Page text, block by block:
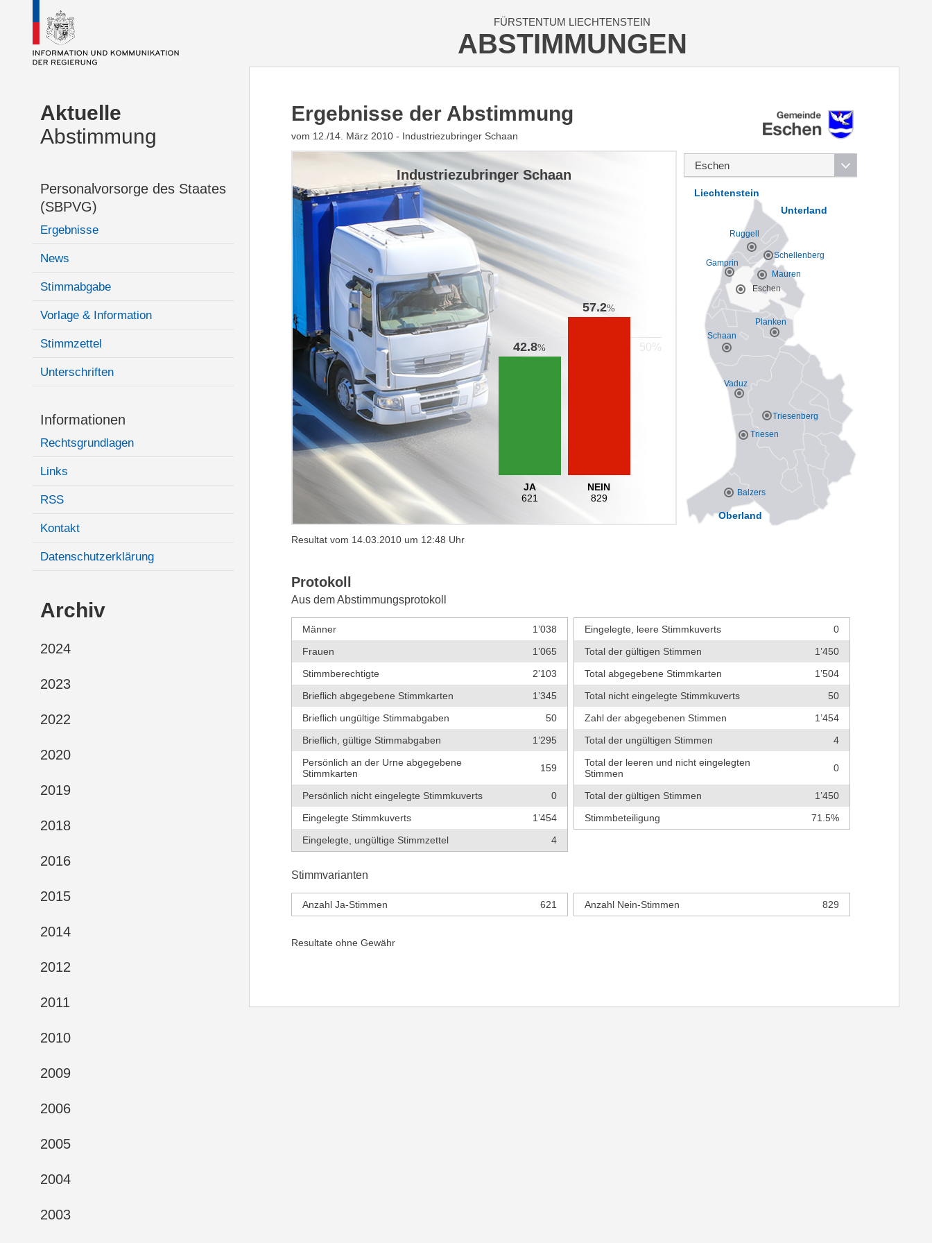
FÜRSTENTUM LIECHTENSTEIN
ABSTIMMUNGEN
Aktuelle
Abstimmung
Personalvorsorge des Staates
(SBPVG)
Ergebnisse
News
Stimmabgabe
Vorlage & Information
Stimmzettel
Unterschriften
Informationen
Rechtsgrundlagen
Links
RSS
Kontakt
Datenschutzerklärung
Archiv
2024
2023
2022
2020
2019
2018
2016
2015
2014
2012
2011
2010
2009
2006
2005
2004
2003
Vaduz
Balzers
Planken
Schaan
Triesen
Triesenberg
Eschen
Gamprin
Mauren
Ruggell
Schellenberg
Oberland
Unterland
Liechtenstein
Ergebnisse der Abstimmung
vom 12./14. März 2010 - Industriezubringer Schaan
Industriezubringer Schaan
42.8%
JA
621
57.2%
NEIN
829
Resultat vom 14.03.2010 um 12:48 Uhr
Protokoll
Aus dem Abstimmungsprotokoll
Männer
1’038
Frauen
1’065
Stimmberechtigte
2’103
Brieflich abgegebene Stimmkarten
1’345
Brieflich ungültige Stimmabgaben
50
Brieflich, gültige Stimmabgaben
1’295
Persönlich an der Urne abgegebene
Stimmkarten
159
Persönlich nicht eingelegte Stimmkuverts
0
Eingelegte Stimmkuverts
1’454
Eingelegte, ungültige Stimmzettel
4
Eingelegte, leere Stimmkuverts
0
Total der gültigen Stimmen
1’450
Total abgegebene Stimmkarten
1’504
Total nicht eingelegte Stimmkuverts
50
Zahl der abgegebenen Stimmen
1’454
Total der ungültigen Stimmen
4
Total der leeren und nicht eingelegten
Stimmen
0
Total der gültigen Stimmen
1’450
Stimmbeteiligung
71.5%
Stimmvarianten
Anzahl Ja-Stimmen 621 Anzahl Nein-Stimmen 829
Resultate ohne Gewähr